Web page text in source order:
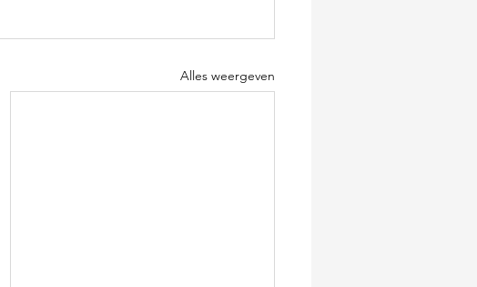
Alles weergeven